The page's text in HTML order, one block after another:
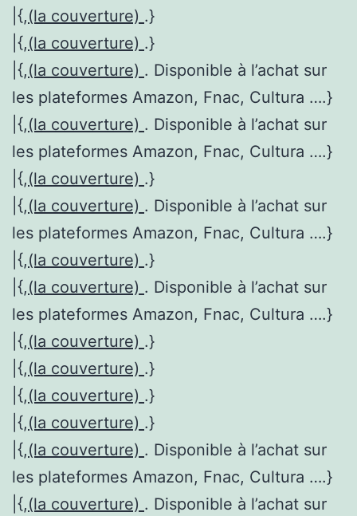
|{,(la couverture) .}
|{,(la couverture) .}
|{,(la couverture) . Disponible à l’achat sur
les plateformes Amazon, Fnac, Cultura ….}
|{,(la couverture) . Disponible à l’achat sur
les plateformes Amazon, Fnac, Cultura ….}
|{,(la couverture) .}
|{,(la couverture) . Disponible à l’achat sur
les plateformes Amazon, Fnac, Cultura ….}
|{,(la couverture) .}
|{,(la couverture) . Disponible à l’achat sur
les plateformes Amazon, Fnac, Cultura ….}
|{,(la couverture) .}
|{,(la couverture) .}
|{,(la couverture) .}
|{,(la couverture) .}
|{,(la couverture) . Disponible à l’achat sur
les plateformes Amazon, Fnac, Cultura ….}
|{,(la couverture) . Disponible à l’achat sur